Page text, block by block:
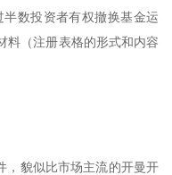
半数投资者有权撤换基金运
料（注册表格的形式和内容
，貌似比市场主流的开曼开